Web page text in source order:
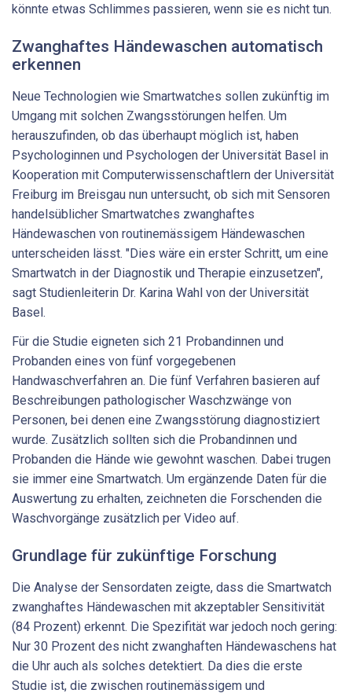
könnte etwas Schlimmes passieren, wenn sie es nicht tun.
Zwanghaftes Händewaschen automatisch
erkennen
Neue Technologien wie Smartwatches sollen zukünftig im
Umgang mit solchen Zwangsstörungen helfen. Um
herauszufinden, ob das überhaupt möglich ist, haben
Psychologinnen und Psychologen der Universität Basel in
Kooperation mit Computerwissenschaftlern der Universität
Freiburg im Breisgau nun untersucht, ob sich mit Sensoren
handelsüblicher Smartwatches zwanghaftes
Händewaschen von routinemässigem Händewaschen
unterscheiden lässt. "Dies wäre ein erster Schritt, um eine
Smartwatch in der Diagnostik und Therapie einzusetzen",
sagt Studienleiterin Dr. Karina Wahl von der Universität
Basel.
Für die Studie eigneten sich 21 Probandinnen und
Probanden eines von fünf vorgegebenen
Handwaschverfahren an. Die fünf Verfahren basieren auf
Beschreibungen pathologischer Waschzwänge von
Personen, bei denen eine Zwangsstörung diagnostiziert
wurde. Zusätzlich sollten sich die Probandinnen und
Probanden die Hände wie gewohnt waschen. Dabei trugen
sie immer eine Smartwatch. Um ergänzende Daten für die
Auswertung zu erhalten, zeichneten die Forschenden die
Waschvorgänge zusätzlich per Video auf.
Grundlage für zukünftige Forschung
Die Analyse der Sensordaten zeigte, dass die Smartwatch
zwanghaftes Händewaschen mit akzeptabler Sensitivität
(84 Prozent) erkennt. Die Spezifität war jedoch noch gering:
Nur 30 Prozent des nicht zwanghaften Händewaschens hat
die Uhr auch als solches detektiert. Da dies die erste
Studie ist, die zwischen routinemässigem und